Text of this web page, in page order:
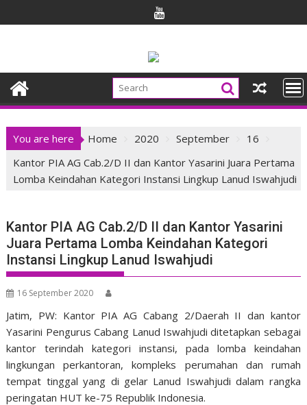
to
You are here Home 2020 September
16
Kantor PIA AG Cab.2/D II dan Kantor Yasarini Juara Pertama
Lomba Keindahan Kategori Instansi Lingkup Lanud Iswahjudi
Kantor PIA AG Cab.2/D II dan Kantor Yasarini
Juara Pertama Lomba Keindahan Kategori
Instansi Lingkup Lanud Iswahjudi
16 September 2020
Jatim, PW: Kantor PIA AG Cabang 2/Daerah II dan kantor
Yasarini Pengurus Cabang Lanud Iswahjudi ditetapkan sebagai
kantor terindah kategori instansi, pada lomba keindahan
lingkungan perkantoran, kompleks perumahan dan rumah
tempat tinggal yang di gelar Lanud Iswahjudi dalam rangka
peringatan HUT ke-75 Republik Indonesia.